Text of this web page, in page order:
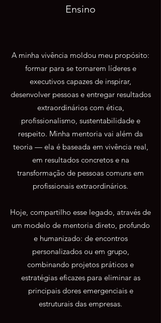
Ensino
A minha vivência moldou meu propósito:
formar para se tornarem líderes e
executivos capazes de inspirar,
desenvolver pessoas e entregar resultados
extraordinários com ética,
profissionalismo, sustentabilidade e
respeito. Minha mentoria vai além da
teoria — ela é baseada em vivência real,
em resultados concretos e na
transformação de pessoas comuns em
profissionais extraordinários.
Hoje, compartilho esse legado, através de
um modelo de mentoria direto, profundo
e humanizado: de encontros
personalizados ou em grupo,
combinando projetos práticos e
estratégias eficazes para eliminar as
principais dores emergenciais e
estruturais das empresas.